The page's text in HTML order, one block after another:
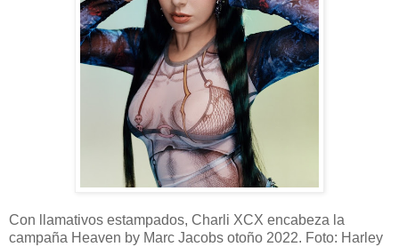
Con llamativos estampados, Charli XCX encabeza la
campaña Heaven by Marc Jacobs otoño 2022. Foto: Harley